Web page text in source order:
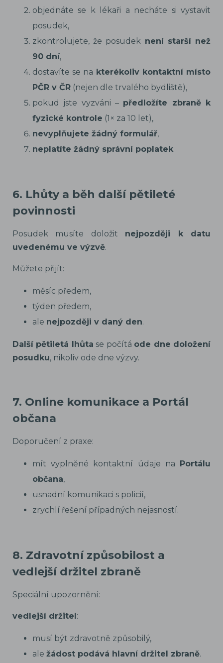
objednáte se k lékaři a necháte si vystavit
posudek,
zkontrolujete, že posudek není starší než
90 dní,
dostavíte se na kterékoliv kontaktní místo
PČR v ČR (nejen dle trvalého bydliště),
pokud jste vyzváni – předložíte zbraně k
fyzické kontrole (1× za 10 let),
nevyplňujete žádný formulář,
neplatíte žádný správní poplatek.
6. Lhůty a běh další pětileté
povinnosti
Posudek musíte doložit nejpozději k datu
uvedenému ve výzvě.
Můžete přijít:
měsíc předem,
týden předem,
ale nejpozději v daný den.
Další pětiletá lhůta se počítá ode dne doložení
posudku, nikoliv ode dne výzvy.
7. Online komunikace a Portál
občana
Doporučení z praxe:
mít vyplněné kontaktní údaje na Portálu
občana,
usnadní komunikaci s policií,
zrychlí řešení případných nejasností.
8. Zdravotní způsobilost a
vedlejší držitel zbraně
Speciální upozornění:
vedlejší držitel:
musí být zdravotně způsobilý,
ale žádost podává hlavní držitel zbraně.